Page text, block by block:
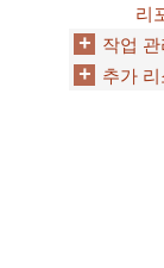
리
작업
추가